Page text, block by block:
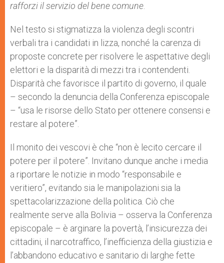
rafforzi il servizio del bene comune
Nel testo si stigmatizza la violenza degli scontri
verbali tra i candidati in lizza, nonché la carenza di
proposte concrete per risolvere le aspettative degli
elettori e la disparità di mezzi tra i contendenti.
Disparità che favorisce il partito di governo, il quale
– secondo la denuncia della Conferenza episcopale
– “usa le risorse dello Stato per ottenere consensi e
restare al potere”.
Il monito dei vescovi è che “non è lecito cercare il
potere per il potere”. Invitano dunque anche i media
a riportare le notizie in modo “responsabile e
veritiero”, evitando sia le manipolazioni sia la
spettacolarizzazione della politica. Ciò che
realmente serve alla Bolivia – osserva la Conferenza
episcopale – è arginare la povertà, l’insicurezza dei
cittadini, il narcotraffico, l’inefficienza della giustizia e
l’abbandono educativo e sanitario di larghe fette